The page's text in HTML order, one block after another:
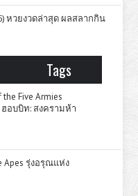
หวยงวดล่าสุด ผลสลากกิน
Tags
Five Armies
ฮอบบิท: สงครามห้า
Apes รุ่งอรุณแห่ง